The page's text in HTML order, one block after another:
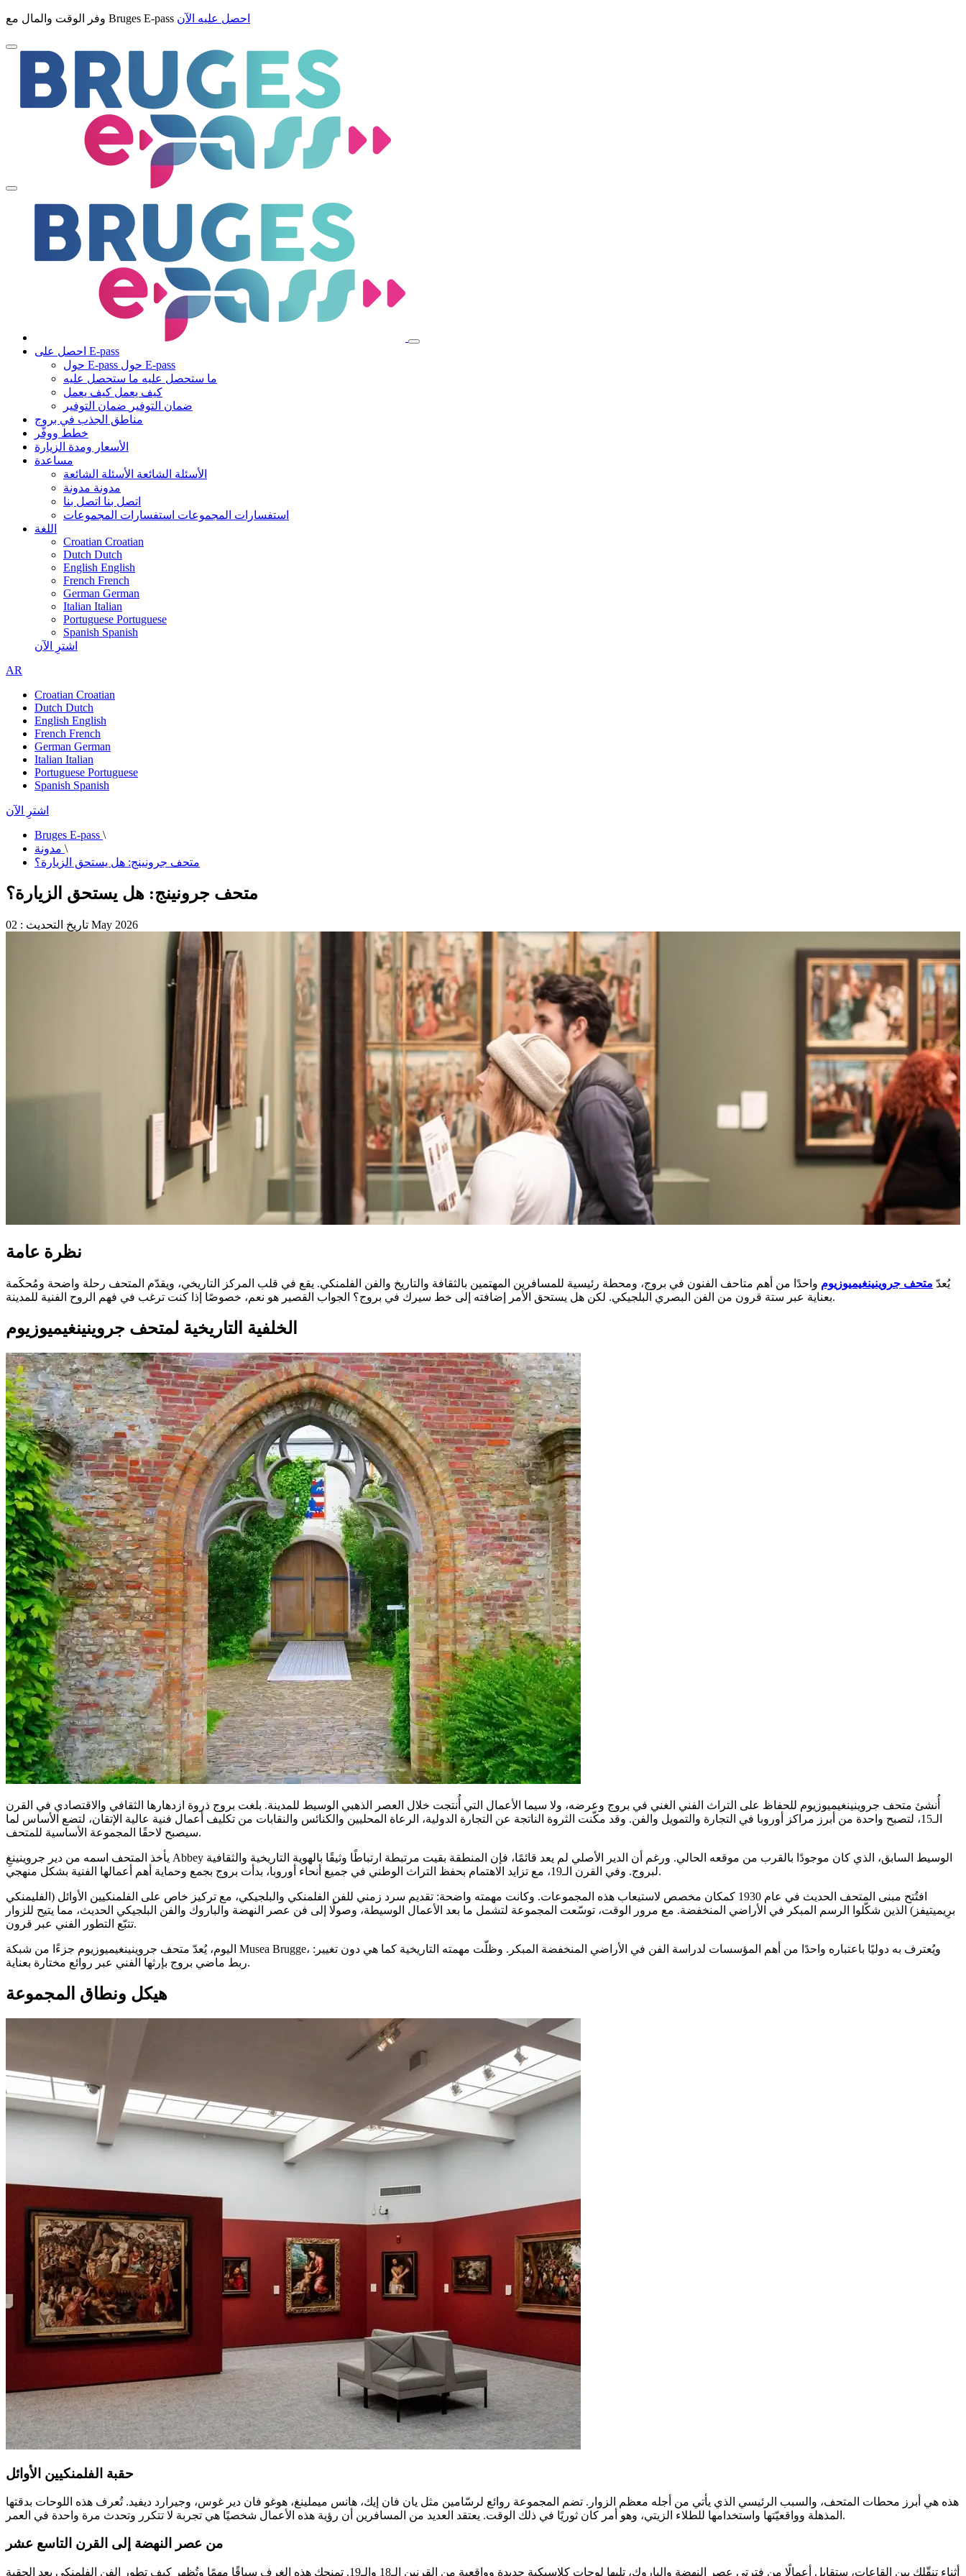
وفر الوقت والمال مع Bruges E-pass احصل عليه الآن
احصل على E-pass
حول E-pass
حول E-pass
ما ستحصل عليه ما ستحصل عليه
كيف يعمل كيف يعمل
ضمان التوفير ضمان التوفير
مناطق الجذب في بروج
خطط ووفّر
الأسعار ومدة الزيارة
مساعدة
الأسئلة الشائعة الأسئلة الشائعة
مدونة مدونة
اتصل بنا اتصل بنا
استفسارات المجموعات استفسارات المجموعات
اللغة
Croatian Croatian
Dutch Dutch
English English
French French
German German
Italian Italian
Portuguese Portuguese
Spanish Spanish
اشترِ الآن
AR
Croatian Croatian
Dutch Dutch
English English
French French
German German
Italian Italian
Portuguese Portuguese
Spanish Spanish
اشترِ الآن
Bruges E-pass \
مدونة \
متحف جرونينج: هل يستحق الزيارة؟
متحف جرونينج: هل يستحق الزيارة؟
تاريخ التحديث : 02 May 2026
نظرة عامة
يُعدّ متحف جروينينغيميوزيوم واحدًا من أهم متاحف الفنون في بروج، ومحطة رئيسية للمسافرين المهتمين بالثقافة والتاريخ والفن الفلمنكي. يقع في قلب المركز التاريخي، ويقدّم المتحف رحلة واضحة ومُحكَمة
بعناية عبر ستة قرون من الفن البصري البلجيكي. لكن هل يستحق الأمر إضافته إلى خط سيرك في بروج؟ الجواب القصير هو نعم، خصوصًا إذا كنت ترغب في فهم الروح الفنية للمدينة.
الخلفية التاريخية لمتحف جروينينغيميوزيوم
أُنشئ متحف جروينينغيميوزيوم للحفاظ على التراث الفني الغني في بروج وعرضه، ولا سيما الأعمال التي أُنتجت خلال العصر الذهبي الوسيط للمدينة. بلغت بروج ذروة ازدهارها الثقافي والاقتصادي في القرن
الـ15، لتصبح واحدة من أبرز مراكز أوروبا في التجارة والتمويل والفن. وقد مكّنت الثروة الناتجة عن التجارة الدولية، الرعاة المحليين والكنائس والنقابات من تكليف أعمال فنية عالية الإتقان، لتضع الأساس لما
سيصبح لاحقًا المجموعة الأساسية للمتحف.
يأخذ المتحف اسمه من دير جروينينغِ Abbey الوسيط السابق، الذي كان موجودًا بالقرب من موقعه الحالي. ورغم أن الدير الأصلي لم يعد قائمًا، فإن المنطقة بقيت مرتبطة ارتباطًا وثيقًا بالهوية التاريخية والثقافية
لبروج. وفي القرن الـ19، مع تزايد الاهتمام بحفظ التراث الوطني في جميع أنحاء أوروبا، بدأت بروج بجمع وحماية أهم أعمالها الفنية بشكل منهجي.
افتُتح مبنى المتحف الحديث في عام 1930 كمكان مخصص لاستيعاب هذه المجموعات. وكانت مهمته واضحة: تقديم سرد زمني للفن الفلمنكي والبلجيكي، مع تركيز خاص على الفلمنكيين الأوائل (الفليمنكي
برِيميتيفز) الذين شكّلوا الرسم المبكر في الأراضي المنخفضة. مع مرور الوقت، توسّعت المجموعة لتشمل ما بعد الأعمال الوسيطة، وصولًا إلى فن عصر النهضة والباروك والفن البلجيكي الحديث، مما يتيح للزوار
تتبّع التطور الفني عبر قرون.
اليوم، يُعدّ متحف جروينينغيميوزيوم جزءًا من شبكة Musea Brugge، ويُعترف به دوليًا باعتباره واحدًا من أهم المؤسسات لدراسة الفن في الأراضي المنخفضة المبكر. وظلّت مهمته التاريخية كما هي دون تغيير:
ربط ماضي بروج بإرثها الفني عبر روائع مختارة بعناية.
هيكل ونطاق المجموعة
حقبة الفلمنكيين الأوائل
هذه هي أبرز محطات المتحف، والسبب الرئيسي الذي يأتي من أجله معظم الزوار. تضم المجموعة روائع لرسّامين مثل يان فان إيك، هانس ميملينغ، هوغو فان دير غوس، وجيرارد ديفيد. تُعرف هذه اللوحات بدقتها
المذهلة وواقعيّتها واستخدامها للطلاء الزيتي، وهو أمر كان ثوريًا في ذلك الوقت. يعتقد العديد من المسافرين أن رؤية هذه الأعمال شخصيًا هي تجربة لا تتكرر وتحدث مرة واحدة في العمر.
من عصر النهضة إلى القرن التاسع عشر
أثناء تنقّلك بين القاعات، ستقابل أعمالًا من فترتي عصر النهضة والباروك، تليها لوحات كلاسيكية جديدة وواقعية من القرنين الـ18 والـ19. تمنحك هذه الغرف سياقًا مهمًا وتُظهر كيف تطور الفن الفلمنكي بعد الحقبة